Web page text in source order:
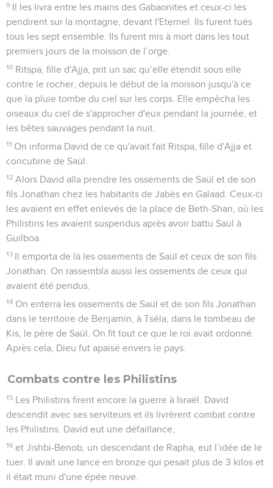
9 Il les livra entre les mains des Gabaonites et ceux-ci les
pendirent sur la montagne, devant l'Eternel. Ils furent tués
tous les sept ensemble. Ils furent mis à mort dans les tout
premiers jours de la moisson de l’orge.
10 Ritspa, fille d'Ajja, prit un sac qu’elle étendit sous elle
contre le rocher, depuis le début de la moisson jusqu'à ce
que la pluie tombe du ciel sur les corps. Elle empêcha les
oiseaux du ciel de s'approcher d'eux pendant la journée, et
les bêtes sauvages pendant la nuit.
11 On informa David de ce qu'avait fait Ritspa, fille d'Ajja et
concubine de Saül.
12 Alors David alla prendre les ossements de Saül et de son
fils Jonathan chez les habitants de Jabès en Galaad. Ceux-ci
les avaient en effet enlevés de la place de Beth-Shan, où les
Philistins les avaient suspendus après avoir battu Saül à
Guilboa.
13 Il emporta de là les ossements de Saül et ceux de son fils
Jonathan. On rassembla aussi les ossements de ceux qui
avaient été pendus.
14 On enterra les ossements de Saül et de son fils Jonathan
dans le territoire de Benjamin, à Tséla, dans le tombeau de
Kis, le père de Saül. On fit tout ce que le roi avait ordonné.
Après cela, Dieu fut apaisé envers le pays.
Combats contre les Philistins
15 Les Philistins firent encore la guerre à Israël. David
descendit avec ses serviteurs et ils livrèrent combat contre
les Philistins. David eut une défaillance,
16 et Jishbi-Benob, un descendant de Rapha, eut l’idée de le
tuer. Il avait une lance en bronze qui pesait plus de 3 kilos et
il était muni d'une épée neuve.